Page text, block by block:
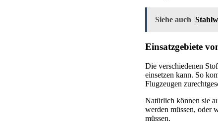
Siehe auch
Einsatzgebiete
Die verschiedenen
einsetzen kann. So
Flugzeugen
Natürlich können sie
werden müssen, oder
müssen.